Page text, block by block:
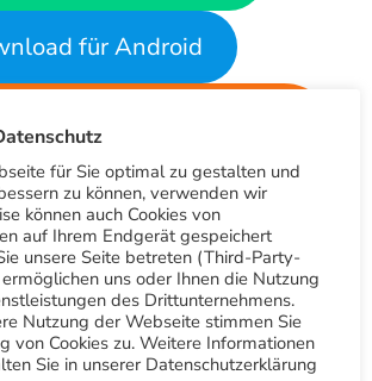
für Android
Installation
nicht nur die Bestellmöglichkeit
Service. Als
bekommst du automatisch
besten Angeboten,
uvm.
für Sie optimal zu gestalten und
zu können, verwenden wir
können auch Cookies von
auf Ihrem Endgerät gespeichert
unsere Seite betreten (Third-Party-
ermöglichen uns oder Ihnen die Nutzung
des Drittunternehmens.
Nutzung der Webseite stimmen Sie
von Cookies zu. Weitere Informationen
Sie in unserer Datenschutzerklärung